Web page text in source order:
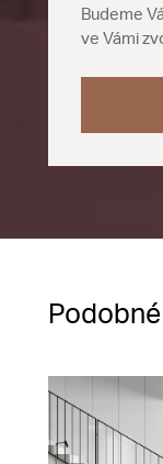
Budeme
ve Vámi